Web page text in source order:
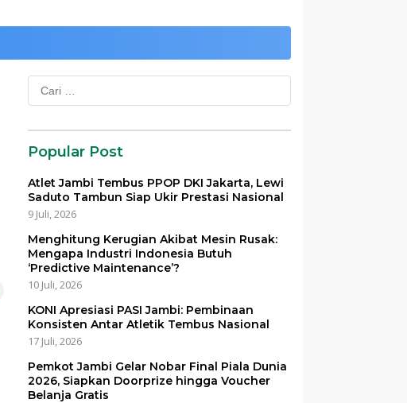
Cari
untuk:
Popular Post
Atlet Jambi Tembus PPOP DKI Jakarta, Lewi
Saduto Tambun Siap Ukir Prestasi Nasional
9 Juli, 2026
Menghitung Kerugian Akibat Mesin Rusak:
Mengapa Industri Indonesia Butuh
‘Predictive Maintenance’?
10 Juli, 2026
KONI Apresiasi PASI Jambi: Pembinaan
Konsisten Antar Atletik Tembus Nasional
17 Juli, 2026
Pemkot Jambi Gelar Nobar Final Piala Dunia
2026, Siapkan Doorprize hingga Voucher
Belanja Gratis